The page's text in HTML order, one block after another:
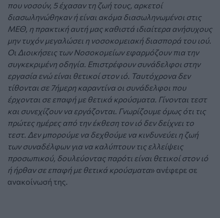
που νοσούν, 5 έχασαν τη ζωή τους, αρκετοί
διασωληνώθηκαν ή είναι ακόμα διασωληνωμένοι στις
ΜΕΘ, η πρακτική αυτή μας καθιστά ιδιαίτερα ανήσυχους
μην τυχόν μεγαλώσει η νοσοκομειακή διασπορά του ιού.
Οι Διοικήσεις των Νοσοκομείων εφαρμόζουν πια την
συγκεκριμένη οδηγία. Επιστρέφουν συνάδελφοι στην
εργασία ενώ είναι θετικοί στον ιό. Ταυτόχρονα δεν
τίθονται σε 7ήμερη καραντίνα οι συνάδελφοι που
έρχονται σε επαφή με θετικά κρούσματα. Γίνονται τεστ
και συνεχίζουν να εργάζονται. Γνωρίζουμε όμως ότι τις
πρώτες ημέρες από την έκθεση τον ιό δεν δείχνει το
τεστ. Δεν μπορούμε να δεχθούμε να κινδυνεύει η ζωή
των συναδέλφων για να καλύπτουν τις ελλείψεις
προσωπικού, δουλεύοντας παρότι είναι θετικοί στον ιό
ή ήρθαν σε επαφή με θετικά κρούσματα» ανέφερε σε
ανακοίνωσή της.